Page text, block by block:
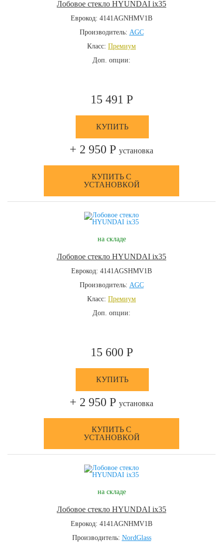
Лобовое стекло HYUNDAI ix35
Еврокод: 4141AGNHMV1B
Производитель: AGC
Класс: Премиум
Доп. опции:
15 491 Р
КУПИТЬ
+ 2 950 Р установка
КУПИТЬ С
УСТАНОВКОЙ
на складе
Лобовое стекло HYUNDAI ix35
Еврокод: 4141AGSHMV1B
Производитель: AGC
Класс: Премиум
Доп. опции:
15 600 Р
КУПИТЬ
+ 2 950 Р установка
КУПИТЬ С
УСТАНОВКОЙ
на складе
Лобовое стекло HYUNDAI ix35
Еврокод: 4141AGNHMV1B
Производитель: NordGlass